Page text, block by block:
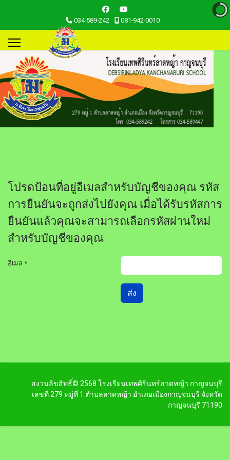
034-589-242 081-942-0010
โปรดป้อนที่อยู่อีเมลสำหรับบัญชีของคุณ รหัส
การยืนยันจะถูกส่งไปยังคุณ เมื่อได้รับรหัสการ
ยืนยันแล้วคุณจะสามารถเลือกรหัสผ่านใหม่
สำหรับบัญชีของคุณ
อีเมล *
ส่ง
สงวนลิขสิทธิ์© 2568 โรงเรียนเทพศิรินทร์ลาดหญ้า กาญจนบุรี
เลขที่ 279 หมู่ที่ 1 ตำบลลาดหญ้า อำเภอเมืองกาญจนบุรี จังหวัด
กาญจนบุรี 71190